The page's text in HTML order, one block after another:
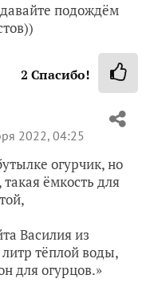
подождём
2 Спасибо!
2022, 04:25
огурчик, но
такая ёмкость для
Василия из
тёплой воды,
для огурцов.»